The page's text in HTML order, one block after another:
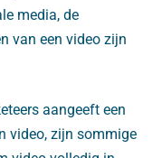
media, de
van een video zijn
aangeeft een
video, zijn sommige